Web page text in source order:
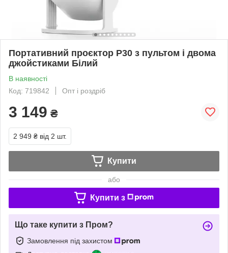
Портативний проєктор P30 з пультом і двома
джойстиками Білий
В наявності
Код: 719842
Опт і роздріб
3 149 ₴
2 949 ₴ від 2 шт.
Купити
або
Купити з
Що таке купити з Пром?
Замовлення під захистом